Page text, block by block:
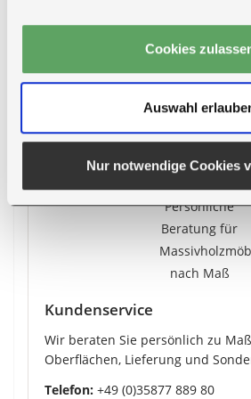
Cookies
Auswahl
Nur notwendige Cookies
Mehr zur Lieferung
Kundenservice
Wir beraten Sie persönlich zu
Oberflächen, Lieferung und
Telefon: +49 (0)35877 889 80